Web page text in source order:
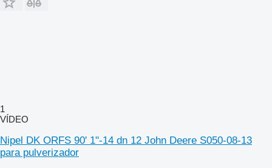
1
VÍDEO
Nipel DK ORFS 90' 1"-14 dn 12 John Deere S050-08-13
para pulverizador